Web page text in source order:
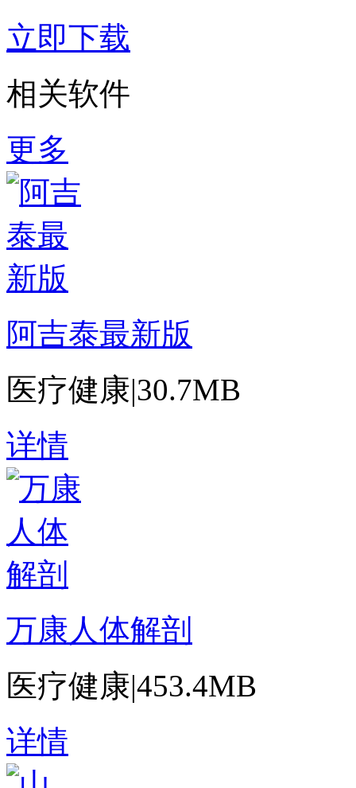
立即下载
相关软件
更多
阿吉泰最新版
医疗健康|30.7MB
详情
万康人体解剖
医疗健康|453.4MB
详情